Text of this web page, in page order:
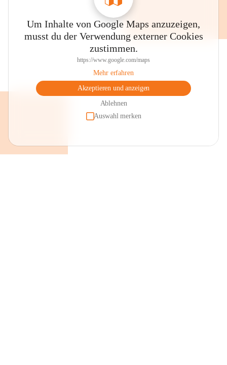
Um Inhalte von Google Maps anzuzeigen,
musst du der Verwendung externer Cookies
zustimmen.
https://www.google.com/maps
Mehr erfahren
Akzeptieren und anzeigen
Ablehnen
Auswahl merken